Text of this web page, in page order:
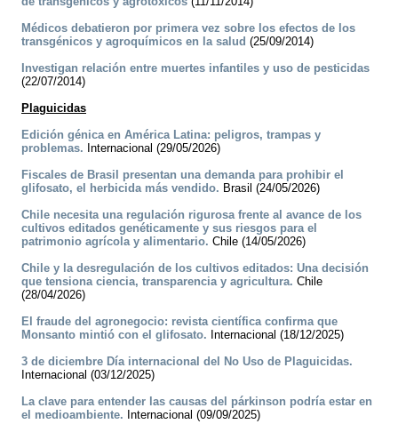
Médicos debatieron por primera vez sobre los efectos de los
transgénicos y agroquímicos en la salud (25/09/2014)
Investigan relación entre muertes infantiles y uso de pesticidas
(22/07/2014)
Plaguicidas
Edición génica en América Latina: peligros, trampas y
problemas. Internacional (29/05/2026)
Fiscales de Brasil presentan una demanda para prohibir el
glifosato, el herbicida más vendido. Brasil (24/05/2026)
Chile necesita una regulación rigurosa frente al avance de los
cultivos editados genéticamente y sus riesgos para el
patrimonio agrícola y alimentario. Chile (14/05/2026)
Chile y la desregulación de los cultivos editados: Una decisión
que tensiona ciencia, transparencia y agricultura. Chile
(28/04/2026)
El fraude del agronegocio: revista científica confirma que
Monsanto mintió con el glifosato. Internacional (18/12/2025)
3 de diciembre Día internacional del No Uso de Plaguicidas.
Internacional (03/12/2025)
La clave para entender las causas del párkinson podría estar en
el medioambiente. Internacional (09/09/2025)